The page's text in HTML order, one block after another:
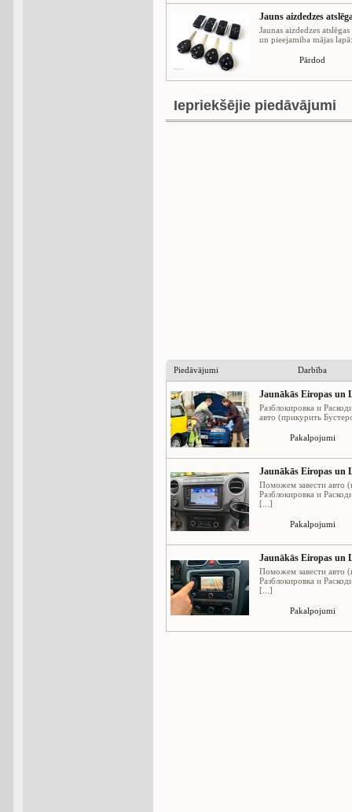
Jauns aizdedzes
Jaunas aizdedzes
un pieejamiba mājas
Pārdod
Iepriekšējie piedāvājumi
Piedāvājumi Darbība
Jaunākās Eiropas un
Разблокировка и
авто (прикурить
Pakalpojumi
Jaunākās Eiropas un
Поможем завести авто
Разблокировка и
[...]
Pakalpojumi
Jaunākās Eiropas un
Поможем завести авто
Разблокировка и
[...]
Pakalpojumi